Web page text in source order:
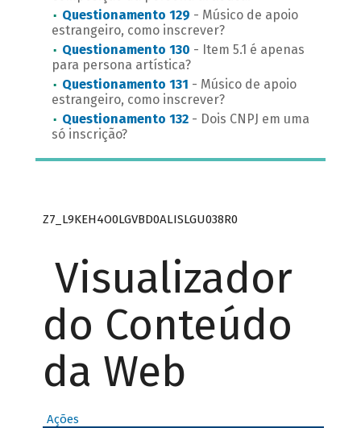
Questionamento 129 - Músico de apoio
estrangeiro, como inscrever?
Questionamento 130 - Item 5.1 é apenas
para persona artística?
Questionamento 131 - Músico de apoio
estrangeiro, como inscrever?
Questionamento 132 - Dois CNPJ em uma
só inscrição?
Z7_L9KEH4O0LGVBD0ALISLGU038R0
Visualizador
do Conteúdo
da Web
Ações